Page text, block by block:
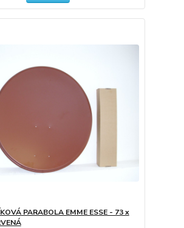
PARABOLA EMME ESSE - 73 x